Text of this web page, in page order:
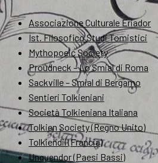
Associazione Culturale Eriador
Ist. Filosofico Studi Tomistici
Mythopoeic Society
Proudneck – Lo Smial di Roma
Sackville – Smial di Bergamo
Sentieri Tolkieniani
Società Tolkieniana Italiana
Tolkien Society (Regno Unito)
Tolkiendil (Francia)
Unquendor (Paesi Bassi)